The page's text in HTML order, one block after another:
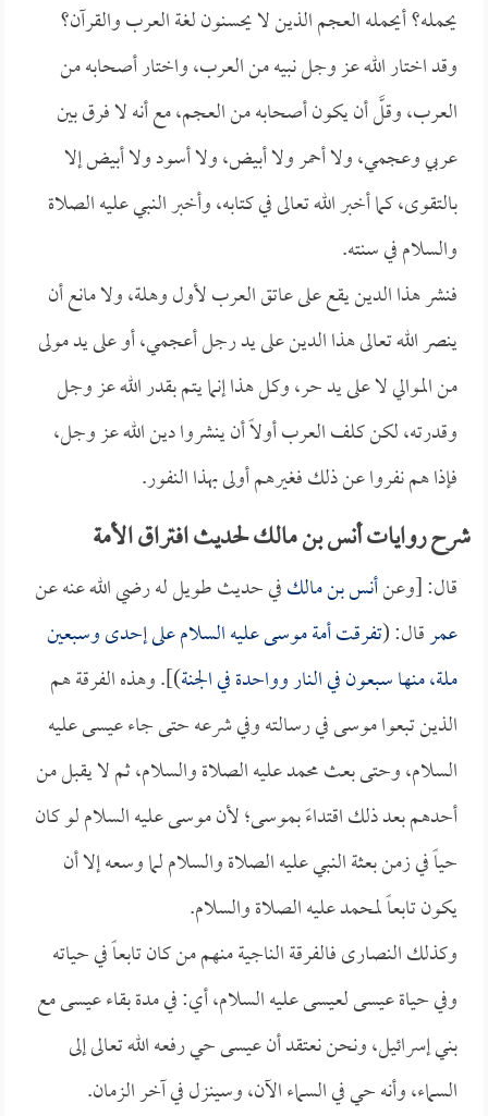
يحمله؟ أيحمله العجم الذين لا يحسنون لغة العرب والقرآن؟
وقد اختار الله عز وجل نبيه من العرب، واختار أصحابه من
العرب، وقلَّ أن يكون أصحابه من العجم، مع أنه لا فرق بين
عربي وعجمي، ولا أحمر ولا أبيض، ولا أسود ولا أبيض إلا
بالتقوى، كما أخبر الله تعالى في كتابه، وأخبر النبي عليه الصلاة
والسلام في سنته.
فنشر هذا الدين يقع على عاتق العرب لأول وهلة، ولا مانع أن
ينصر الله تعالى هذا الدين على يد رجل أعجمي، أو على يد مولى
من الموالي لا على يد حر، وكل هذا إنما يتم بقدر الله عز وجل
وقدرته، لكن كلف العرب أولاً أن ينشروا دين الله عز وجل،
فإذا هم نفروا عن ذلك فغيرهم أولى بهذا النفور.
شرح روايات أنس بن مالك لحديث افتراق الأمة
قال: [وعنأنس بن مالكفي حديث طويل له رضي الله عنه عن
عمرقال: (تفرقت أمة موسى عليه السلام على إحدى وسبعين
ملة، منها سبعون في النار وواحدة في الجنة)]. وهذه الفرقة هم
الذين تبعوا موسى في رسالته وفي شرعه حتى جاء عيسى عليه
السلام، وحتى بعث محمد عليه الصلاة والسلام، ثم لا يقبل من
أحدهم بعد ذلك اقتداءً بموسى؛ لأن موسى عليه السلام لو كان
حياً في زمن بعثة النبي عليه الصلاة والسلام لما وسعه إلا أن
يكون تابعاً لمحمد عليه الصلاة والسلام.
وكذلك النصارى فالفرقة الناجية منهم من كان تابعاً في حياته
وفي حياة عيسى لعيسى عليه السلام، أي: في مدة بقاء عيسى مع
بني إسرائيل، ونحن نعتقد أن عيسى حي رفعه الله تعالى إلى
السماء، وأنه حي في السماء الآن، وسينزل في آخر الزمان.